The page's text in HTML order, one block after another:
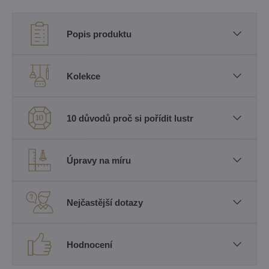
Popis produktu
Kolekce
10 důvodů proč si pořídit lustr
Úpravy na míru
Nejčastější dotazy
Hodnocení